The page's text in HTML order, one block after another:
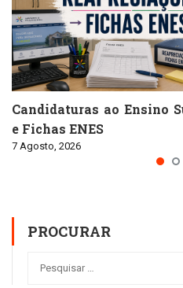
Candidaturas ao Ensino
e Fichas ENES
7 Agosto, 2026
PROCURAR